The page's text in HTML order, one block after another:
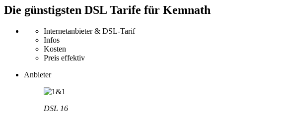
Die günstigsten DSL Tarife für Kemnath
Internetanbieter & DSL-Tarif
Infos
Kosten
Preis effektiv
Anbieter
DSL 16